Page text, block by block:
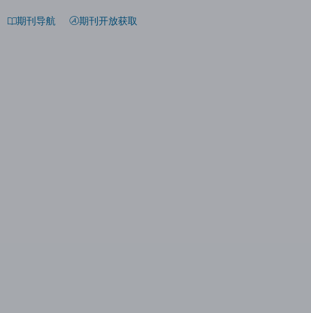
期刊导航 期刊开放获取